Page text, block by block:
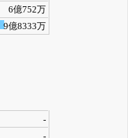
6億752万
9億8333万
-